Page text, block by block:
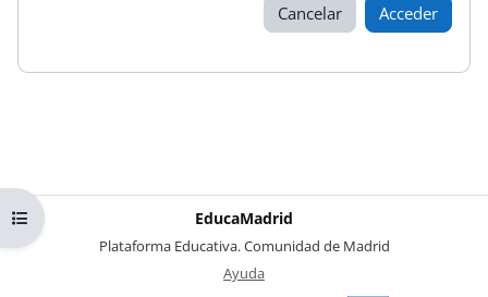
Abrir índice del curso
Cancelar Acceder
EducaMadrid
Plataforma Educativa. Comunidad de Madrid
Ayuda